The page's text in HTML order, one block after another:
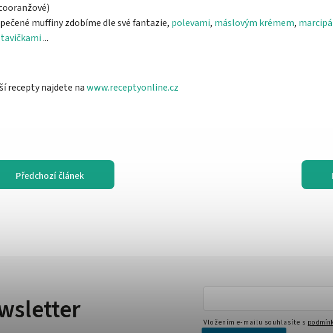
muffiny zdobíme dle své fantazie, polevami, máslovým krémem,
...
recepty najdete nawww.receptyonline.cz
Předchozí článek
Vložením e-mailu souhlasíte s